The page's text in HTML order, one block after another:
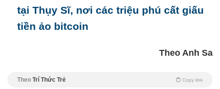
tại Thụy Sĩ, nơi các triệu phú cất giấu
tiền ảo bitcoin
Theo Anh Sa
Theo Trí Thức Trẻ Copy link